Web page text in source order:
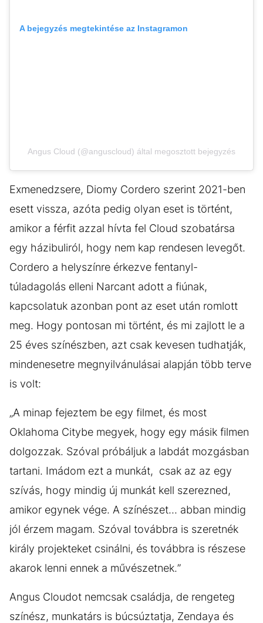
A bejegyzés megtekintése az Instagramon
Angus Cloud (@anguscloud) által megosztott bejegyzés
Exmenedzsere, Diomy Cordero szerint 2021-ben
esett vissza, azóta pedig olyan eset is történt,
amikor a férfit azzal hívta fel Cloud szobatársa
egy házibuliról, hogy nem kap rendesen levegőt.
Cordero a helyszínre érkezve fentanyl-
túladagolás elleni Narcant adott a fiúnak,
kapcsolatuk azonban pont az eset után romlott
meg. Hogy pontosan mi történt, és mi zajlott le a
25 éves színészben, azt csak kevesen tudhatják,
mindenesetre megnyilvánulásai alapján több terve
is volt:
„A minap fejeztem be egy filmet, és most
Oklahoma Citybe megyek, hogy egy másik filmen
dolgozzak. Szóval próbáljuk a labdát mozgásban
tartani. Imádom ezt a munkát, csak az az egy
szívás, hogy mindig új munkát kell szerezned,
amikor egynek vége. A színészet... abban mindig
jól érzem magam. Szóval továbbra is szeretnék
király projekteket csinálni, és továbbra is részese
akarok lenni ennek a művészetnek.”
Angus Cloudot nemcsak családja, de rengeteg
színész, munkatárs is búcsúztatja, Zendaya és